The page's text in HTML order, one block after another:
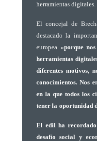
herramientas digitales.
El concejal de
destacado la
europea «porque
herramientas
diferentes motivos,
conocimientos. Nos
en la que todos los
tener la oportunidad
El edil ha
desafío social y